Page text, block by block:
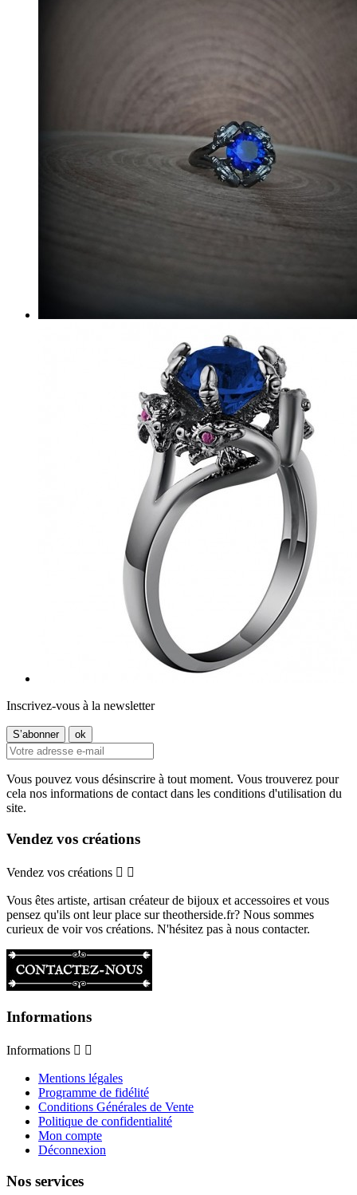
Inscrivez-vous à la newsletter
Vous pouvez vous désinscrire à tout moment. Vous trouverez pour
cela nos informations de contact dans les conditions d'utilisation du
site.
Vendez vos créations
Vendez vos créations  
Vous êtes artiste, artisan créateur de bijoux et accessoires et vous
pensez qu'ils ont leur place sur theotherside.fr? Nous sommes
curieux de voir vos créations. N'hésitez pas à nous contacter.
Informations
Informations  
Mentions légales
Programme de fidélité
Conditions Générales de Vente
Politique de confidentialité
Mon compte
Déconnexion
Nos services